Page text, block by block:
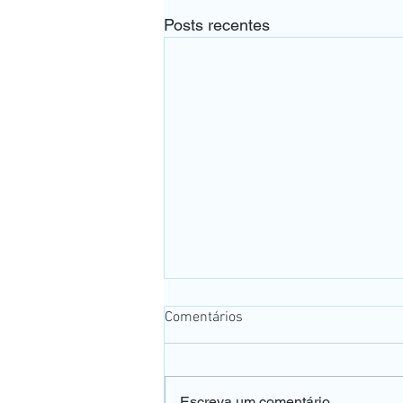
Posts recentes
Comentários